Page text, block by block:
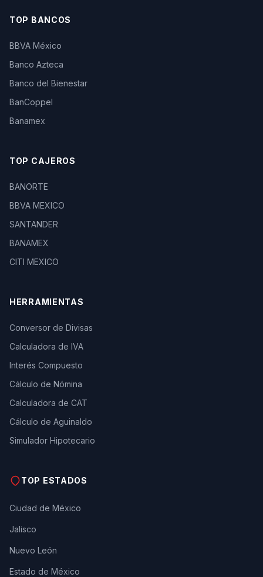
TOP BANCOS
BBVA México
Banco Azteca
Banco del Bienestar
BanCoppel
Banamex
TOP CAJEROS
BANORTE
BBVA MEXICO
SANTANDER
BANAMEX
CITI MEXICO
HERRAMIENTAS
Conversor de Divisas
Calculadora de IVA
Interés Compuesto
Cálculo de Nómina
Calculadora de CAT
Cálculo de Aguinaldo
Simulador Hipotecario
TOP ESTADOS
Ciudad de México
Jalisco
Nuevo León
Estado de México